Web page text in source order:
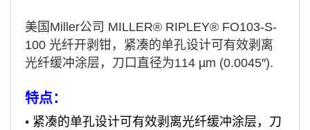
美国Miller公司 MILLER® RIPLEY® FO103-S-
100 光纤开剥钳，紧凑的单孔设计可有效剥离
光纤缓冲涂层，刀口直径为114 µm (0.0045″).
特点：
• 紧凑的单孔设计可有效剥离光纤缓冲涂层，刀